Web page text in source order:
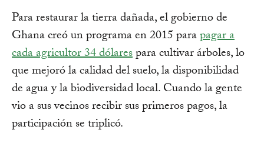
Para restaurar la tierra dañada, el gobierno de
Ghana creó un programa en 2015 parapagar a
cada agricultor 34 dólarespara cultivar árboles, lo
que mejoró la calidad del suelo, la disponibilidad
de agua y la biodiversidad local. Cuando la gente
vio a sus vecinos recibir sus primeros pagos, la
participación se triplicó.